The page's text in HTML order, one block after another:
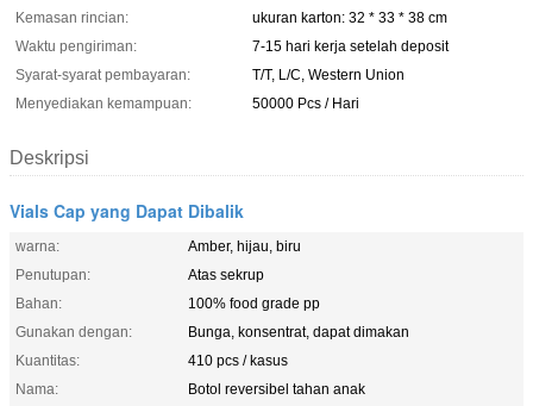
Kemasan rincian:
ukuran karton: 32 * 33 * 38 cm
Waktu pengiriman:
7-15 hari kerja setelah deposit
Syarat-syarat pembayaran:
T/T, L/C, Western Union
Menyediakan kemampuan:
50000 Pcs / Hari
Deskripsi
Vials Cap yang Dapat Dibalik
warna:
Amber, hijau, biru
Penutupan:
Atas sekrup
Bahan:
100% food grade pp
Gunakan dengan:
Bunga, konsentrat, dapat dimakan
Kuantitas:
410 pcs / kasus
Nama:
Botol reversibel tahan anak